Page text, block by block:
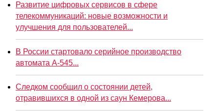
Развитие цифровых сервисов в сфере
телекоммуникаций: новые возможности и
улучшения для пользователей...
В России стартовало серийное производство
автомата А-545...
Следком сообщил о состоянии детей,
отравившихся в одной из саун Кемерова...